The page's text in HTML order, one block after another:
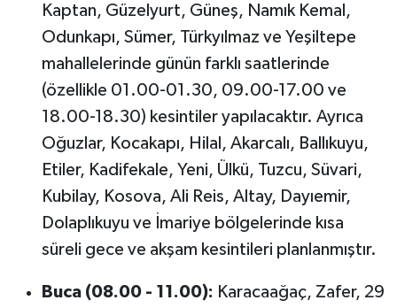
Kaptan, Güzelyurt, Güneş, Namık Kemal,
Odunkapı, Sümer, Türkyılmaz ve Yeşiltepe
mahallelerinde günün farklı saatlerinde
(özellikle 01.00-01.30, 09.00-17.00 ve
18.00-18.30) kesintiler yapılacaktır. Ayrıca
Oğuzlar, Kocakapı, Hilal, Akarcalı, Ballıkuyu,
Etiler, Kadifekale, Yeni, Ülkü, Tuzcu, Süvari,
Kubilay, Kosova, Ali Reis, Altay, Dayıemir,
Dolaplıkuyu ve İmariye bölgelerinde kısa
süreli gece ve akşam kesintileri planlanmıştır.
Buca (08.00 - 11.00): Karacaağaç, Zafer, 29